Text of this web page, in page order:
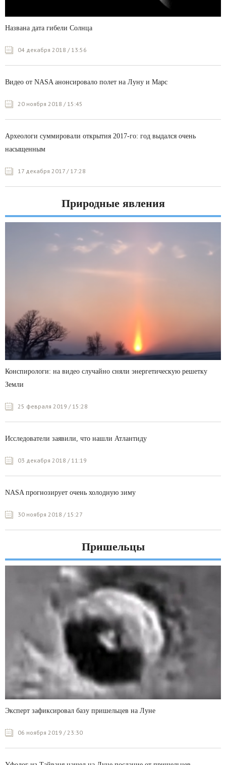
Названа дата гибели Солнца
04 декабря 2018 / 13:56
Видео от NASA анонсировало полет на Луну и Марс
20 ноября 2018 / 15:45
Археологи суммировали открытия 2017-го: год выдался очень
насыщенным
17 декабря 2017 / 17:28
Природные явления
Конспирологи: на видео случайно сняли энергетическую решетку
Земли
25 февраля 2019 / 15:28
Исследователи заявили, что нашли Атлантиду
03 декабря 2018 / 11:19
NASA прогнозирует очень холодную зиму
30 ноября 2018 / 15:27
Пришельцы
Эксперт зафиксировал базу пришельцев на Луне
06 ноября 2019 / 23:30